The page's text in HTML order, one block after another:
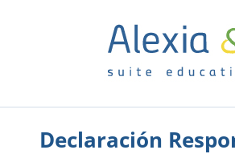
Declaración